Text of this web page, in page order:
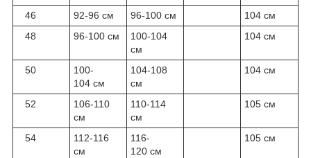
46
92-96 см 96-100 см
104 см
48
96-100 см
100-104
см
104 см
50
100-
104 см
104-108
см
104 см
52
106-110
см
110-114
см
105 см
54
112-116
см
116-
120 см
105 см